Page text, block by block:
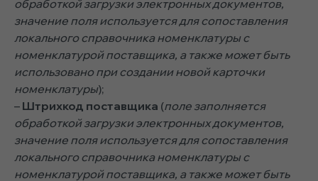
обработкой загрузки электронных документов,
значение поля используется для сопоставления
локального справочника номенклатуры с
номенклатурой поставщика, а также может быть
использовано при создании новой карточки
номенклатуры);
– Штрихкод поставщика (поле заполняется
обработкой загрузки электронных документов,
значение поля используется для сопоставления
локального справочника номенклатуры с
номенклатурой поставщика, а также может быть